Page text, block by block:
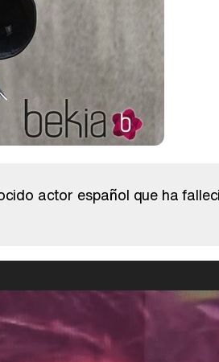
actor español que ha